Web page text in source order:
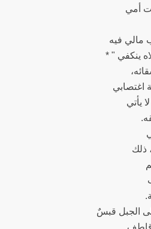
أمي
مالي فيه
ينكفي " *
اغتصابي
يأتي
ذلك
الجبل قبسٌ